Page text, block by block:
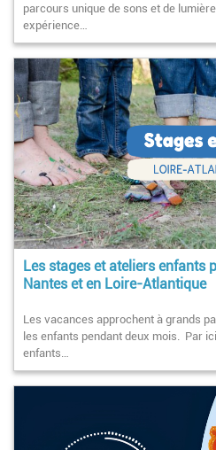
parcours unique de sons et de
expérience…
Les stages et ateliers enfants
Nantes et en Loire-Atlantique
Les vacances approchent à grands
les enfants pendant deux mois. Par
enfants…